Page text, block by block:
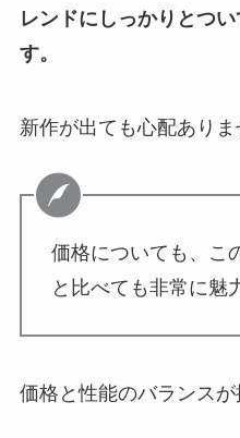
レンドにしっかりとつ
す。
新作が出ても心配ありま
価格についても、こ
と比べても非常に魅
価格と性能のバランスが